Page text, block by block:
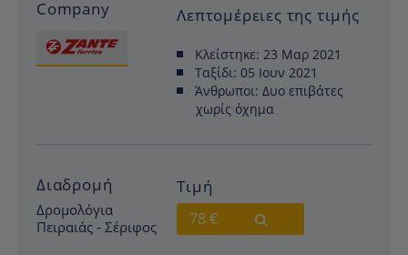
Company Λεπτομέρειες της τιμής
Κλείστηκε: 23 Μαρ 2021
Ταξίδι: 05 Ιουν 2021
Άνθρωποι: Δυο επιβάτες
χωρίς όχημα
Διαδρομή
Δρομολόγια
Πειραιάς - Σέριφος
Τιμή
78 €